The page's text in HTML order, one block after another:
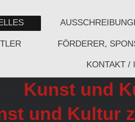
FÖRDERER,
KONTAKT /
Kunst und
und Kultur